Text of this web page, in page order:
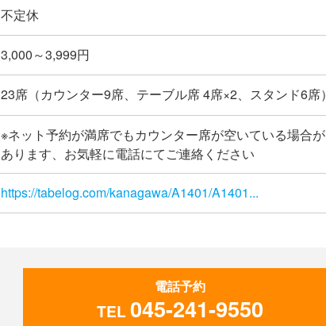
不定休
3,000～3,999円
23席（カウンター9席、テーブル席 4席×2、スタンド6席）
※ネット予約が満席でもカウンター席が空いている場合が
あります、お気軽に電話にてご連絡ください
https://tabelog.com/kanagawa/A1401/A1401...
電話予約
TEL 045-241-9550